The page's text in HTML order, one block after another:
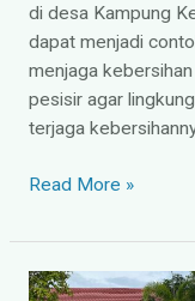
di desa Kampung
dapat menjadi
menjaga
pesisir agar
terjaga
Read More »
SMAN